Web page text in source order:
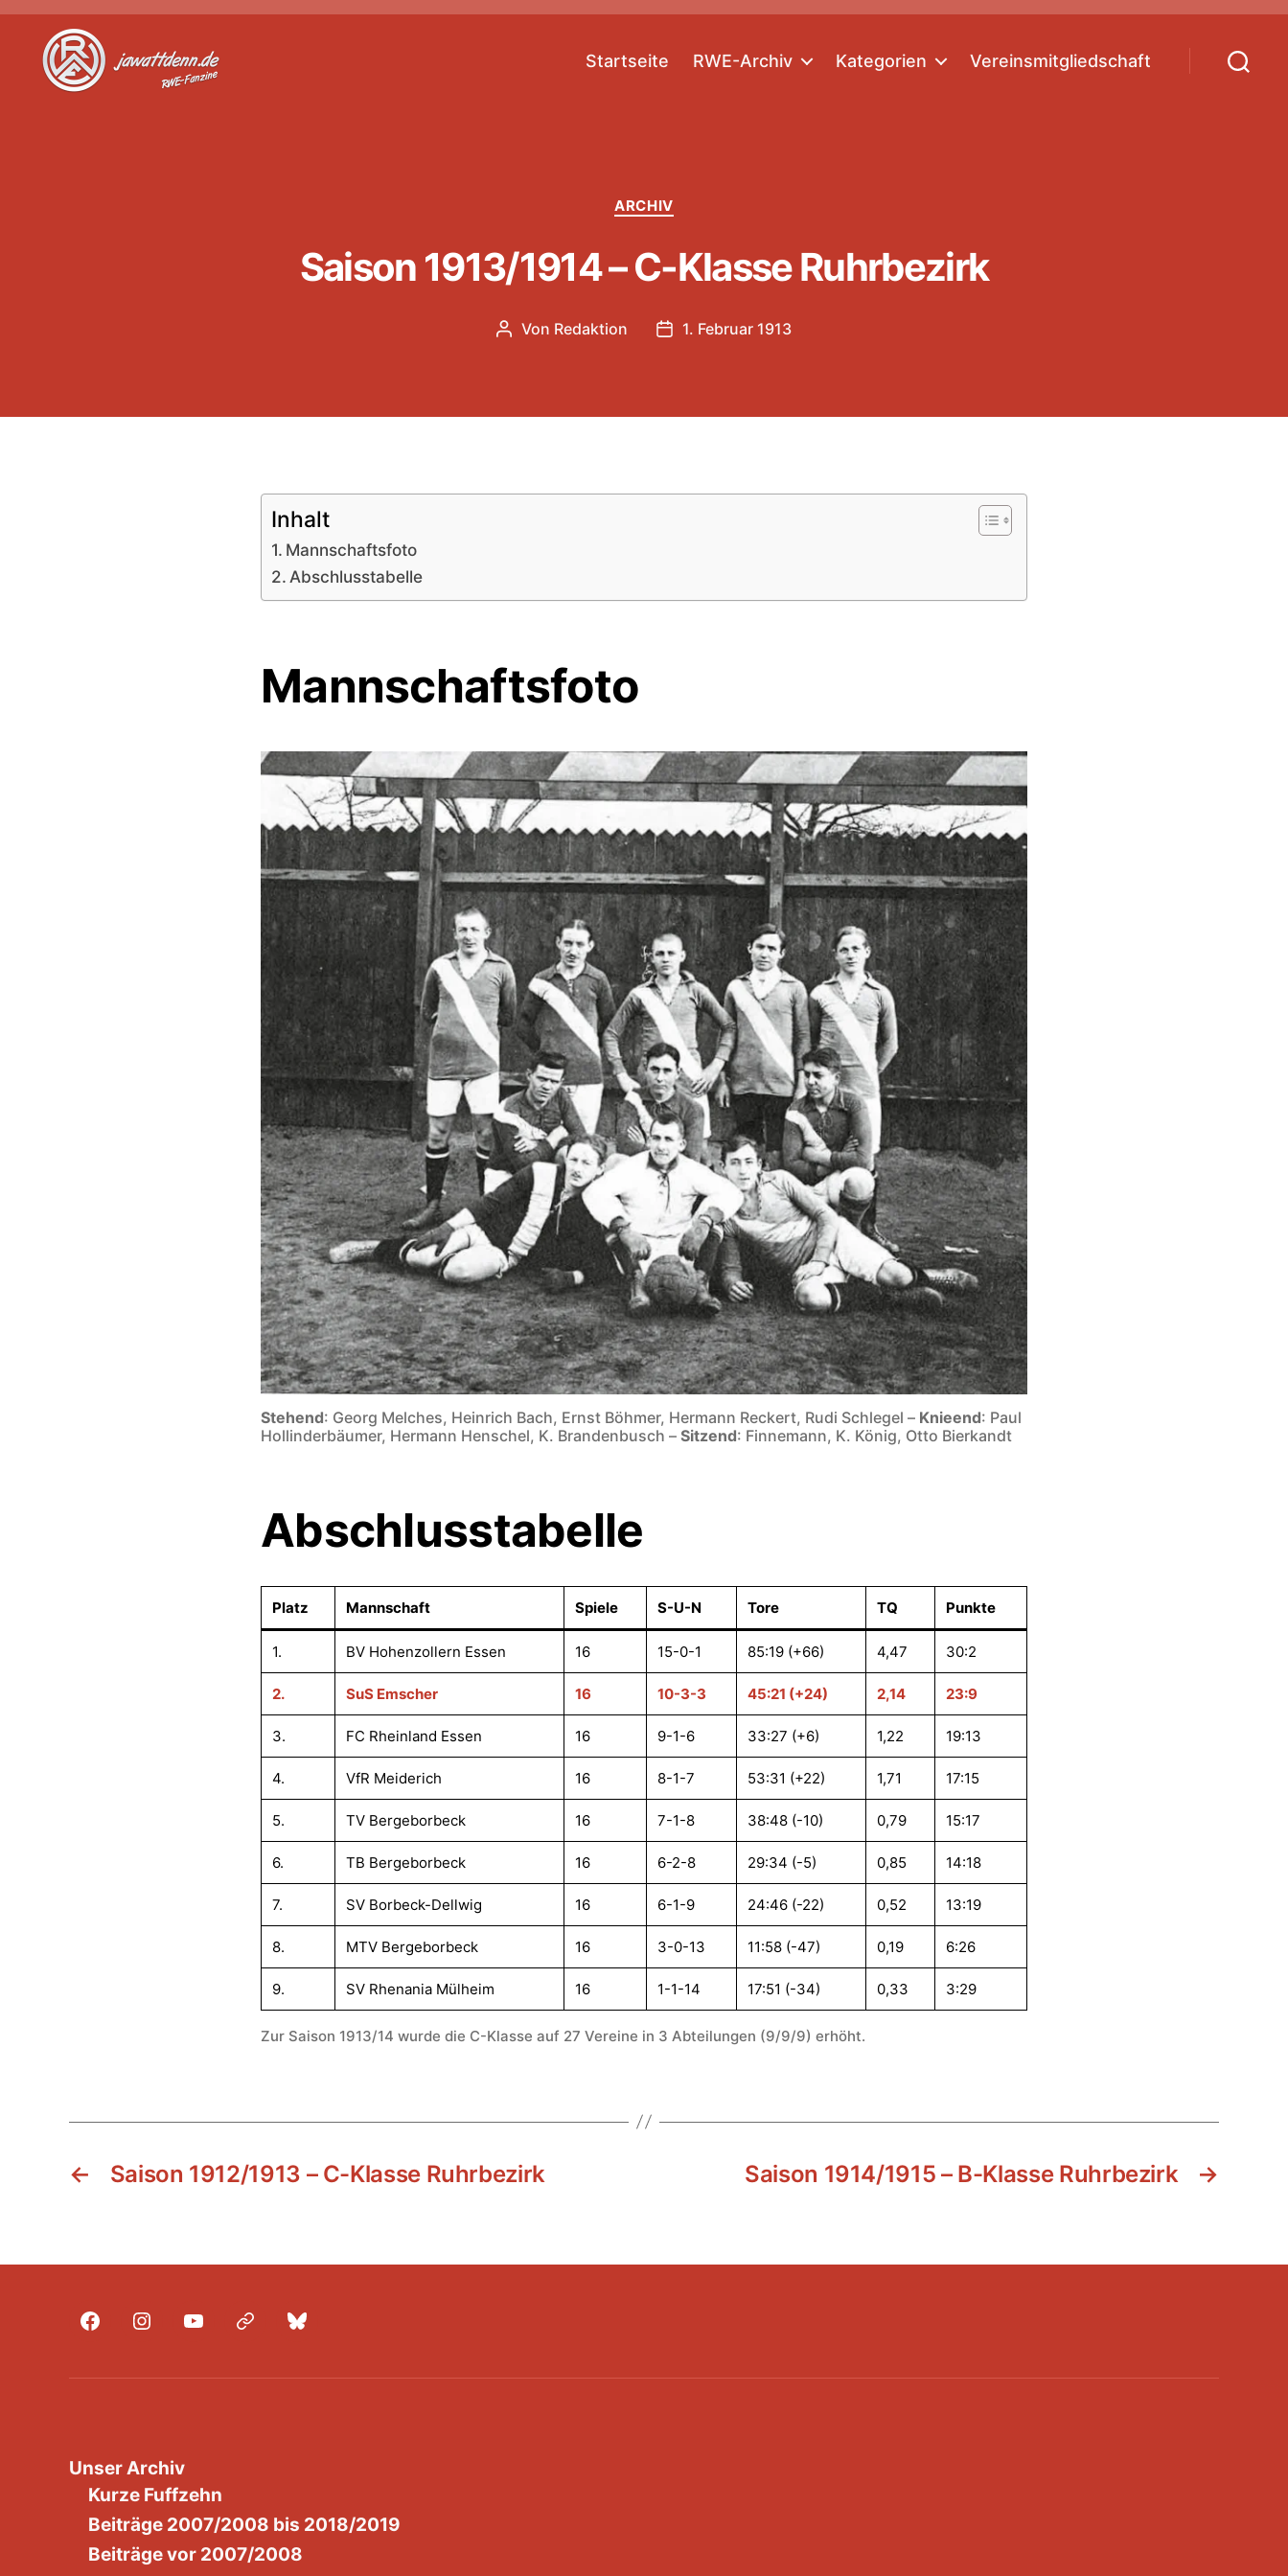
Startseite RWE-Archiv Kategorien Vereinsmitgliedschaft
Kategorien
ARCHIV
Saison 1913/1914 – C-Klasse Ruhrbezirk
Beitragsautor
Von Redaktion Veröffentlichungsdatum
1. Februar 1913
Inhalt
Mannschaftsfoto
Abschlusstabelle
Mannschaftsfoto
Stehend: Georg Melches, Heinrich Bach, Ernst Böhmer, Hermann Reckert, Rudi Schlegel – Knieend: Paul
Hollinderbäumer, Hermann Henschel, K. Brandenbusch – Sitzend: Finnemann, K. König, Otto Bierkandt
Abschlusstabelle
Platz Mannschaft Spiele S-U-N Tore TQ Punkte
1. BV Hohenzollern Essen 16 15-0-1 85:19 (+66) 4,47 30:2
2. SuS Emscher 16 10-3-3 45:21 (+24) 2,14 23:9
3. FC Rheinland Essen 16 9-1-6 33:27 (+6) 1,22 19:13
4. VfR Meiderich 16 8-1-7 53:31 (+22) 1,71 17:15
5. TV Bergeborbeck 16 7-1-8 38:48 (-10) 0,79 15:17
6. TB Bergeborbeck 16 6-2-8 29:34 (-5) 0,85 14:18
7. SV Borbeck-Dellwig 16 6-1-9 24:46 (-22) 0,52 13:19
8. MTV Bergeborbeck 16 3-0-13 11:58 (-47) 0,19 6:26
9. SV Rhenania Mülheim 16 1-1-14 17:51 (-34) 0,33 3:29
Zur Saison 1913/14 wurde die C-Klasse auf 27 Vereine in 3 Abteilungen (9/9/9) erhöht.
← Saison 1912/1913 – C-Klasse Ruhrbezirk →
Saison 1914/1915 – B-Klasse Ruhrbezirk
FacebookInstagramYouTubeMastodonBluesky
Unser Archiv
Kurze Fuffzehn
Beiträge 2007/2008 bis 2018/2019
Beiträge vor 2007/2008